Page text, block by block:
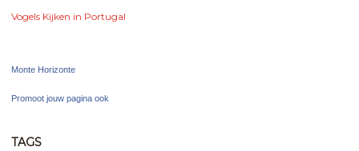
Vogels Kijken in Portugal
Monte Horizonte
Promoot jouw pagina ook
TAGS